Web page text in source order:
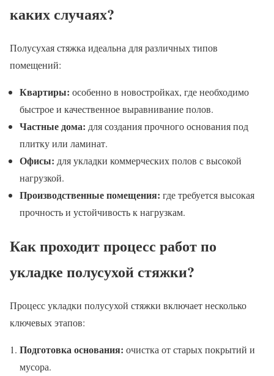
каких случаях?
Полусухая стяжка идеальна для различных типов
помещений:
Квартиры: особенно в новостройках, где необходимо
быстрое и качественное выравнивание полов.
Частные дома: для создания прочного основания под
плитку или ламинат.
Офисы: для укладки коммерческих полов с высокой
нагрузкой.
Производственные помещения: где требуется высокая
прочность и устойчивость к нагрузкам.
Как проходит процесс работ по
укладке полусухой стяжки?
Процесс укладки полусухой стяжки включает несколько
ключевых этапов:
Подготовка основания: очистка от старых покрытий и
мусора.